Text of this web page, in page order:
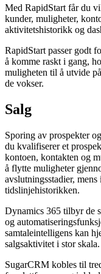
Med RapidStart får du
kunder, muligheter,
aktivitetshistorikk og
RapidStart passer godt
å komme raskt i gang,
muligheten til å utvide
de vokser.
Salg
Sporing av prospekter
du kvalifiserer et
kontoen, kontakten og
å flytte muligheter
avslutningsstadier,
tidslinjehistorikken.
Dynamics 365 tilbyr de
og
samtaleintelligens kan
salgsaktivitet i stor skala.
SugarCRM kobles til